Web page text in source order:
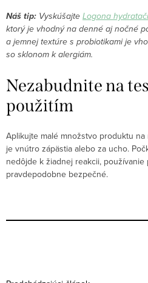
Náš tip: VyskúšajteLogona
ktorý je vhodný na denné aj nočné
a jemnej textúre s probiotikami je
so sklonom k alergiám.
Nezabudnite na
použitím
Aplikujte malé množstvo produktu
je vnútro zápästia alebo za ucho.
nedôjde k žiadnej reakcii,
pravdepodobne bezpečné.